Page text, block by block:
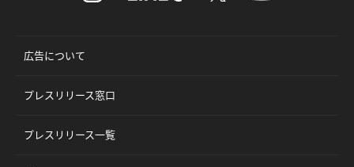
広告について
プレスリリース窓口
プレスリリース一覧